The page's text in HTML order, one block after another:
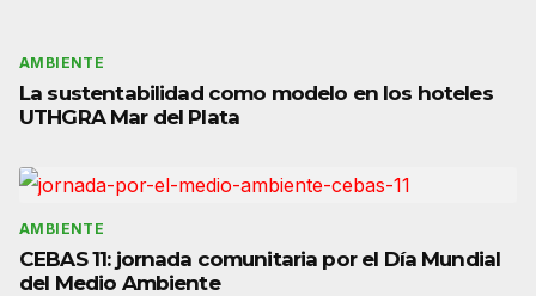
AMBIENTE
La sustentabilidad como modelo en los hoteles
UTHGRA Mar del Plata
AMBIENTE
CEBAS 11: jornada comunitaria por el Día Mundial
del Medio Ambiente